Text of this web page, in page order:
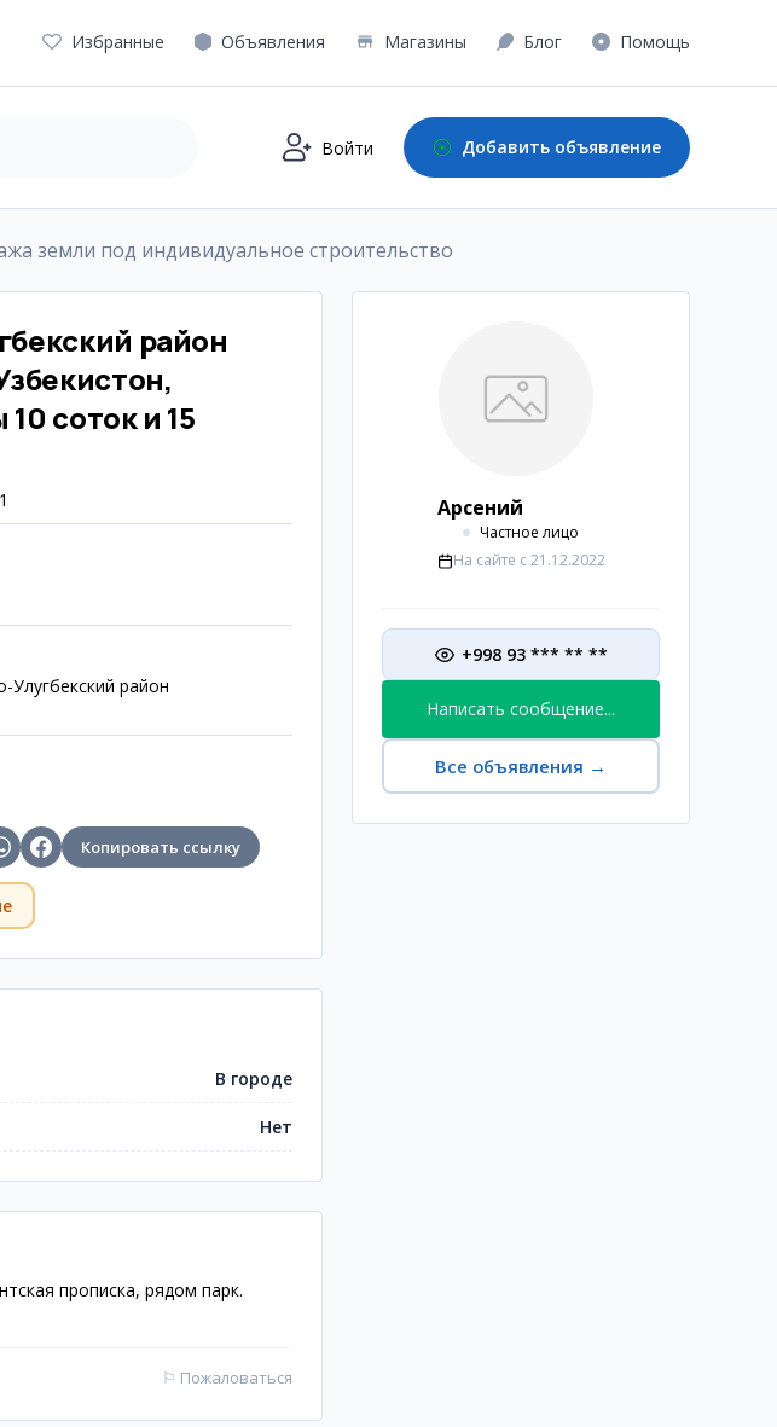
Избранные Объявления Магазины Блог Помощь
Войти Добавить объявление
земли под индивидуальное строительство
район
соток и 15
район
Копировать ссылку
В городе
Нет
прописка, рядом парк.
⚐ Пожаловаться
Арсений
Частное лицо
На сайте с 21.12.2022
+998 93 *** ** **
Написать сообщение...
Все объявления →